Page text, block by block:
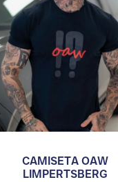
CAMISETA OAW
LIMPERTSBERG